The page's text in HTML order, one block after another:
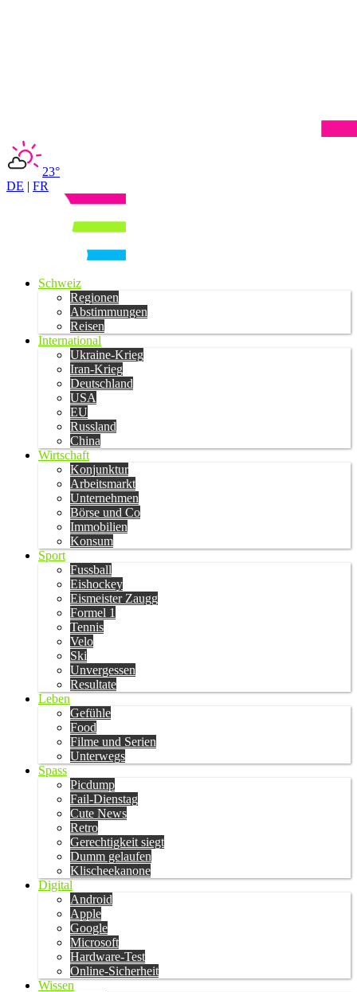
23°
DE | FR
Schweiz
Regionen
Abstimmungen
Reisen
International
Ukraine-Krieg
Iran-Krieg
Deutschland
USA
EU
Russland
China
Wirtschaft
Konjunktur
Arbeitsmarkt
Unternehmen
Börse und Co
Immobilien
Konsum
Sport
Fussball
Eishockey
Eismeister Zaugg
Formel 1
Tennis
Velo
Ski
Unvergessen
Resultate
Leben
Gefühle
Food
Filme und Serien
Unterwegs
Spass
Picdump
Fail-Dienstag
Cute News
Retro
Gerechtigkeit siegt
Dumm gelaufen
Klischeekanone
Digital
Android
Apple
Google
Microsoft
Hardware-Test
Online-Sicherheit
Wissen